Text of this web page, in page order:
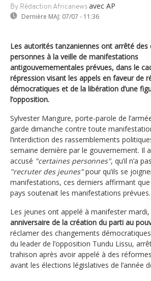
By Rédaction Africanews avec AP
Dernière MAJ: 07/07 - 11:36
Les autorités tanzaniennes ont arrêté des
personnes à la veille de manifestations
antigouvernementales prévues, dans le
répression visant les appels en faveur de
démocratiques et de la libération d’une
l’opposition.
Sylvester Mangure, porte-parole de
garde dimanche contre toute
l’interdiction des rassemblements
semaine dernière par le gouvernement. Il
accusé "certaines personnes", qu’il n’a
"recruter des jeunes"pour qu’ils se
manifestations, ces derniers affirmant que
pays soutenait les manifestations prévues.
Les jeunes ont appelé à manifester mardi,
anniversaire de la création du parti au
réclamer des changements
du leader de l’opposition Tundu Lissu,
trahison après avoir appelé à des
avant les élections législatives de l’année